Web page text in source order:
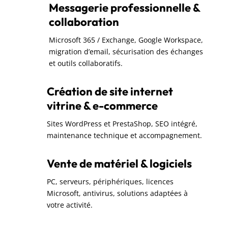
Messagerie professionnelle &
collaboration
Microsoft 365 / Exchange, Google Workspace,
migration d’email, sécurisation des échanges
et outils collaboratifs.
Création de site internet
vitrine & e-commerce
Sites WordPress et PrestaShop, SEO intégré,
maintenance technique et accompagnement.
Vente de matériel & logiciels
PC, serveurs, périphériques, licences
Microsoft, antivirus, solutions adaptées à
votre activité.